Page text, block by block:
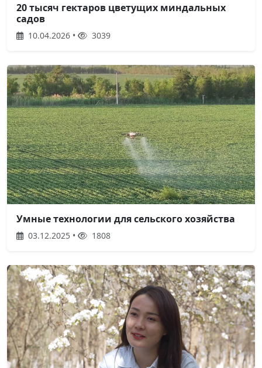
20 тысяч гектаров цветущих миндальных
садов
10.04.2026 • 3039
Умные технологии для сельского хозяйства
03.12.2025 • 1808